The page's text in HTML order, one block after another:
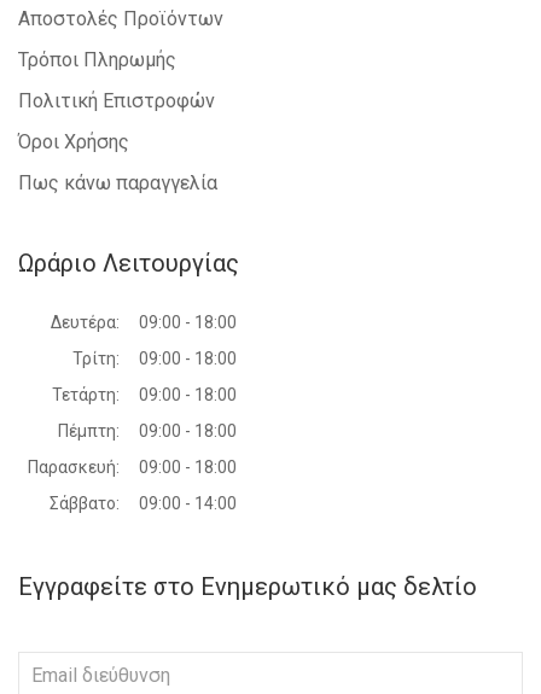
Αποστολές Προϊόντων
Τρόποι Πληρωμής
Πολιτική Επιστροφών
Όροι Χρήσης
Πως κάνω παραγγελία
Ωράριο Λειτουργίας
Δευτέρα:
09:00 - 18:00
Τρίτη:
09:00 - 18:00
Τετάρτη:
09:00 - 18:00
Πέμπτη:
09:00 - 18:00
Παρασκευή:
09:00 - 18:00
Σάββατο:
09:00 - 14:00
Εγγραφείτε στο Ενημερωτικό μας δελτίο